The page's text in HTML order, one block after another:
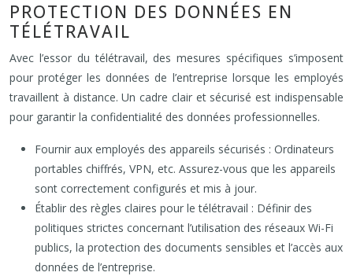
PROTECTION DES DONNÉES EN
TÉLÉTRAVAIL
Avec l’essor du télétravail, des mesures spécifiques s’imposent
pour protéger les données de l’entreprise lorsque les employés
travaillent à distance. Un cadre clair et sécurisé est indispensable
pour garantir la confidentialité des données professionnelles.
Fournir aux employés des appareils sécurisés : Ordinateurs
portables chiffrés, VPN, etc. Assurez-vous que les appareils
sont correctement configurés et mis à jour.
Établir des règles claires pour le télétravail : Définir des
politiques strictes concernant l’utilisation des réseaux Wi-Fi
publics, la protection des documents sensibles et l’accès aux
données de l’entreprise.